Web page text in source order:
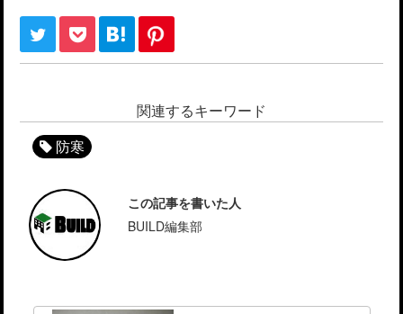
関連するキーワード
防寒
この記事を書いた人
BUILD編集部